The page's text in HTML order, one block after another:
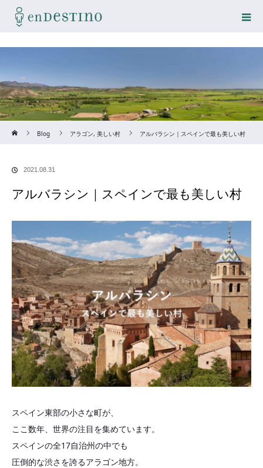
Blog
アラゴン, 美しい村 アルバラシン｜スペインで最も美しい村
2021.08.31
アルバラシン｜スペインで最も美しい村
スペイン東部の小さな町が、
ここ数年、世界の注目を集めています。
スペインの全17自治州の中でも
圧倒的な渋さを誇るアラゴン地方。